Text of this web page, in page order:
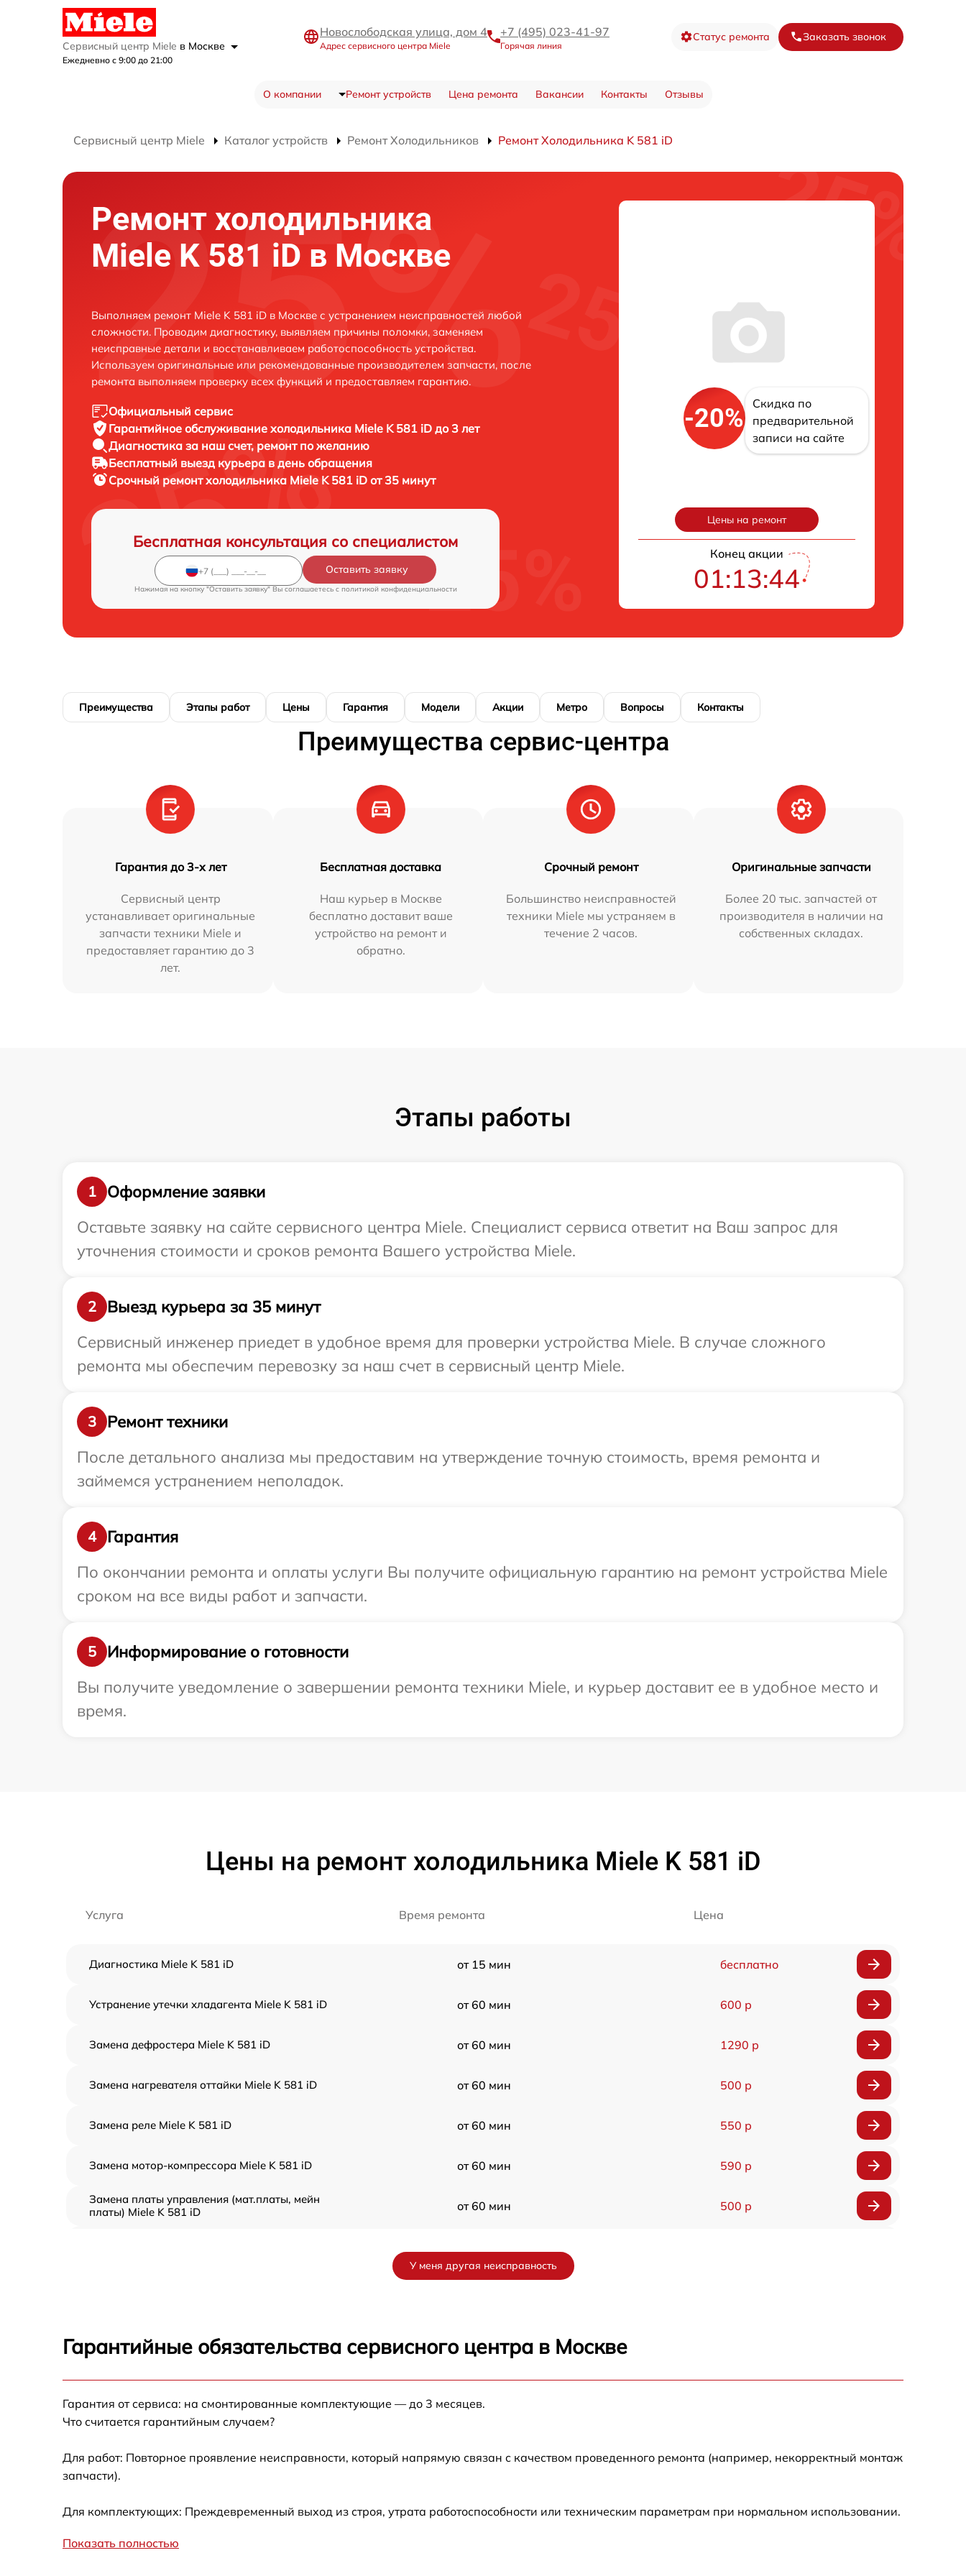
Сервисный центр Miele в Москве
Ежедневно с 9:00 до 21:00
Новослободская улица, дом 4
Адрес сервисного центра Miele
+7 (495) 023-41-97
Горячая линия
Статус ремонта Заказать звонок
О компании Ремонт устройств Цена ремонта Вакансии Контакты Отзывы
Сервисный центр Miele Каталог устройств Ремонт Холодильников Ремонт Холодильника K 581 iD
Ремонт холодильника
Miele K 581 iD в Москве
Выполняем ремонт Miele K 581 iD в Москве с устранением неисправностей любой
сложности. Проводим диагностику, выявляем причины поломки, заменяем
неисправные детали и восстанавливаем работоспособность устройства.
Используем оригинальные или рекомендованные производителем запчасти, после
ремонта выполняем проверку всех функций и предоставляем гарантию.
Официальный сервис
Гарантийное обслуживание холодильника Miele K 581 iD до 3 лет
Диагностика за наш счет, ремонт по желанию
Бесплатный выезд курьера в день обращения
Срочный ремонтхолодильника Miele K 581 iD от 35 минут
Бесплатная консультация со специалистом
Оставить заявку
Нажимая на кнопку "Оставить заявку" Вы соглашаетесь c политикой конфиденциальности
-20%
Скидка по
предварительной
записи на сайте
Цены на ремонт
Конец акции
01:13:43
Преимущества Этапы работ Цены Гарантия Модели Акции Метро Вопросы Контакты
Преимущества сервис-центра
Гарантия до 3-х лет
Сервисный центр
устанавливает оригинальные
запчасти техники Miele и
предоставляет гарантию до 3
лет.
Бесплатная доставка
Наш курьер в Москве
бесплатно доставит ваше
устройство на ремонт и
обратно.
Срочный ремонт
Большинство неисправностей
техники Miele мы устраняем в
течение 2 часов.
Оригинальные запчасти
Более 20 тыс. запчастей от
производителя в наличии на
собственных складах.
Этапы работы
1
Оформление заявки
Оставьте заявку на сайте сервисного центра Miele. Специалист сервиса ответит на Ваш запрос для
уточнения стоимости и сроков ремонта Вашего устройства Miele.
2
Выезд курьера за 35 минут
Сервисный инженер приедет в удобное время для проверки устройства Miele. В случае сложного
ремонта мы обеспечим перевозку за наш счет в сервисный центр Miele.
3
Ремонт техники
После детального анализа мы предоставим на утверждение точную стоимость, время ремонта и
займемся устранением неполадок.
4
Гарантия
По окончании ремонта и оплаты услуги Вы получите официальную гарантию на ремонт устройства Miele
сроком на все виды работ и запчасти.
5
Информирование о готовности
Вы получите уведомление о завершении ремонта техники Miele, и курьер доставит ее в удобное место и
время.
Цены на ремонт холодильника Miele K 581 iD
Услуга Время ремонта Цена
Диагностика Miele K 581 iD от 15 мин бесплатно
Устранение утечки хладагента Miele K 581 iD от 60 мин 600 р
Замена дефростера Miele K 581 iD от 60 мин 1290 р
Замена нагревателя оттайки Miele K 581 iD от 60 мин 500 р
Замена реле Miele K 581 iD от 60 мин 550 р
Замена мотор-компрессора Miele K 581 iD от 60 мин 590 р
Замена платы управления (мат.платы, мейн
платы) Miele K 581 iD
от 60 мин 500 р
Замена электросхемы Miele K 581 iD от 60 мин
Устранение засора трубопровода Miele K
Ремонт датчика морозильного отделения
У меня другая неисправность
Гарантийные обязательства сервисного центра в Москве
Гарантия от сервиса: на смонтированные комплектующие — до 3 месяцев.
Что считается гарантийным случаем?
Для работ: Повторное проявление неисправности, который напрямую связан с качеством проведенного ремонта (например, некорректный монтаж
запчасти).
Для комплектующих: Преждевременный выход из строя, утрата работоспособности или техническим параметрам при нормальном использовании.
Показать полностью